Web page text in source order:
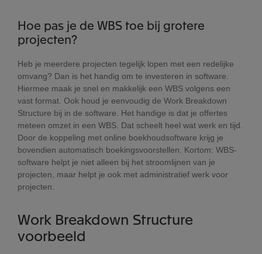
Hoe pas je de WBS toe bij grotere
projecten?
Heb je meerdere projecten tegelijk lopen met een redelijke
omvang? Dan is het handig om te investeren in software.
Hiermee maak je snel en makkelijk een WBS volgens een
vast format. Ook houd je eenvoudig de Work Breakdown
Structure bij in de software. Het handige is dat je offertes
meteen omzet in een WBS. Dat scheelt heel wat werk en tijd.
Door de koppeling met online boekhoudsoftware krijg je
bovendien automatisch boekingsvoorstellen. Kortom: WBS-
software helpt je niet alleen bij het stroomlijnen van je
projecten, maar helpt je ook met administratief werk voor
projecten.
Work Breakdown Structure
voorbeeld